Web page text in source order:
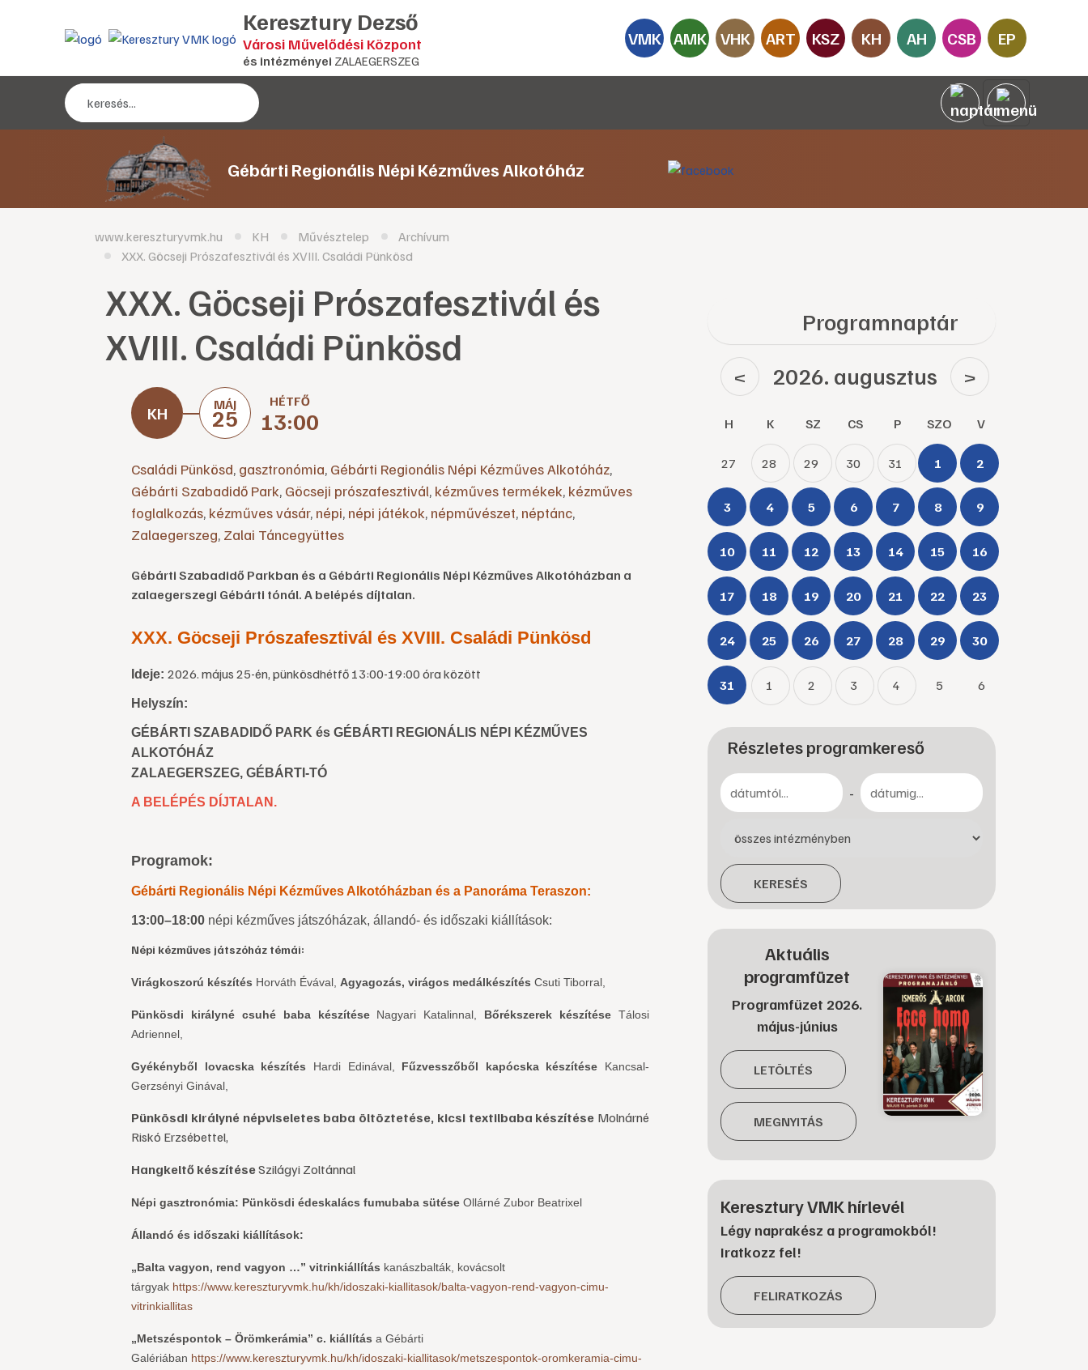
Keresztury Dezső
Városi Művelődési Központ
és intézményei ZALAEGERSZEG
VMK AMK VHK ART KSZ KH AH CSB EP
Gébárti Regionális Népi Kézműves Alkotóház
www.kereszturyvmk.hu KH Művésztelep
Archívum
XXX. Göcseji Prószafesztivál és XVIII. Családi Pünkösd
XXX. Göcseji Prószafesztivál és
XVIII. Családi Pünkösd
MÁJ
25
HÉTFŐ
13:00
Családi Pünkösd, gasztronómia, Gébárti Regionális Népi Kézműves Alkotóház,
Gébárti Szabadidő Park, Göcseji prószafesztivál, kézműves termékek, kézműves
foglalkozás, kézműves vásár, népi, népi játékok, népművészet, néptánc,
Zalaegerszeg, Zalai Táncegyüttes
Gébárti Szabadidő Parkban és a Gébárti Regionális Népi Kézműves Alkotóházban a
zalaegerszegi Gébárti tónál. A belépés díjtalan.
XXX. Göcseji Prószafesztivál és XVIII. Családi Pünkösd
Ideje: 2026. május 25-én, pünkösdhétfő 13:00-19:00 óra között
Helyszín:
GÉBÁRTI SZABADIDŐ PARK és GÉBÁRTI REGIONÁLIS NÉPI KÉZMŰVES
ALKOTÓHÁZ
ZALAEGERSZEG, GÉBÁRTI-TÓ
A BELÉPÉS DÍJTALAN.
Programok:
Gébárti Regionális Népi Kézműves Alkotóházban és a Panoráma Teraszon:
13:00–18:00 népi kézműves játszóházak, állandó- és időszaki kiállítások:
Népi kézműves játszóház témái:
Virágkoszorú készítés Horváth Évával, Agyagozás, virágos medálkészítés Csuti Tiborral,
Pünkösdi királyné csuhé baba készítéseNagyari Katalinnal, Bőrékszerek készítése Tálosi
Adriennel,
Gyékényből lovacska készítés Hardi Edinával, Fűzvesszőből kapócska készítése Kancsal-
Gerzsényi Ginával,
Pünkösdi királyné népviseletes baba öltöztetése, kicsi textilbaba készítése Molnárné
Riskó Erzsébettel,
Hangkeltő készítéseSzilágyi Zoltánnal
Népi gasztronómia: Pünkösdi édeskalács fumubaba sütése Ollárné Zubor Beatrixel
Állandó és időszaki kiállítások:
„Balta vagyon, rend vagyon …” vitrinkiállítás kanászbalták, kovácsolt
tárgyak https://www.kereszturyvmk.hu/kh/idoszaki-kiallitasok/balta-vagyon-rend-vagyon-cimu-
vitrinkiallitas
„Metszéspontok – Örömkerámia” c. kiállítás a Gébárti
Galériában https://www.kereszturyvmk.hu/kh/idoszaki-kiallitasok/metszespontok-oromkeramia-cimu-
Programnaptár
< 2026. augusztus >
H K SZ CS P SZO V
27 28 29 30 31 1 2
3 4 5 6 7 8 9
10 11 12 13 14 15 16
17 18 19 20 21 22 23
24 25 26 27 28 29 30
31 1 2 3 4 5 6
Részletes programkereső
-
KERESÉS
Aktuális
programfüzet
Programfüzet 2026.
május-június
LETÖLTÉS
MEGNYITÁS
Keresztury VMK hírlevél
Légy naprakész a programokból!
Iratkozz fel!
FELIRATKOZÁS